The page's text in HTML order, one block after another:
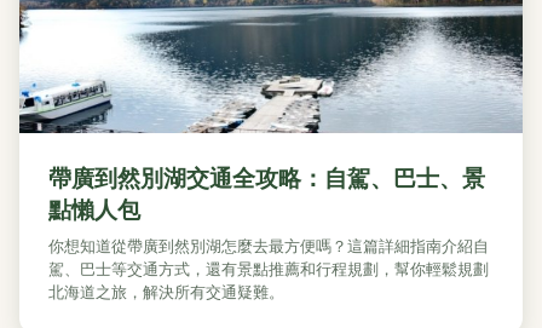
帶廣到然別湖交通全攻略：自駕、巴士、景
點懶人包
你想知道從帶廣到然別湖怎麼去最方便嗎？這篇詳細指南介紹自
駕、巴士等交通方式，還有景點推薦和行程規劃，幫你輕鬆規劃
北海道之旅，解決所有交通疑難。